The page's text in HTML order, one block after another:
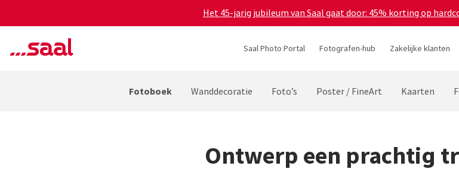
Het 45-jarig jubileum van Saal gaat door: 45% korting op
Saal Photo Portal Fotografen-hub Zakelijke klanten
Fotoboek Wanddecoratie Foto’s Poster / FineArt Kaarten
Ontwerp een prachtig